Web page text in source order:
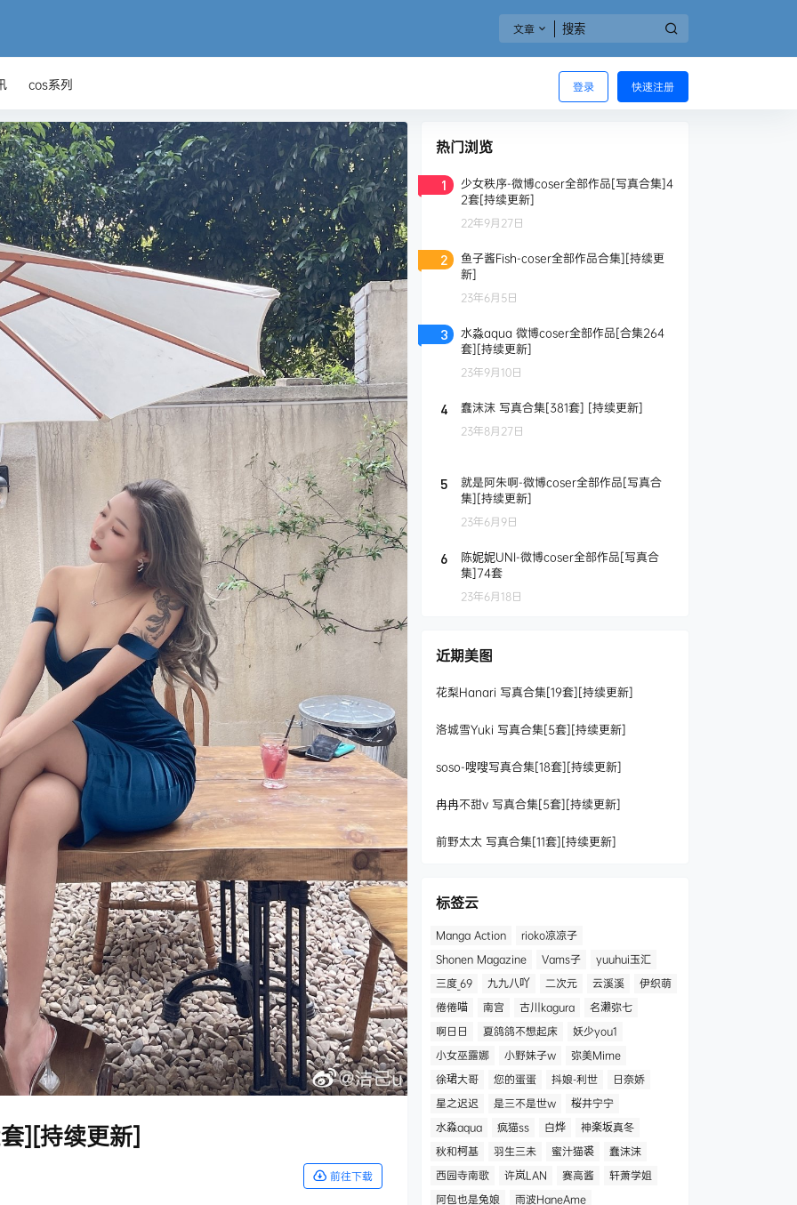
文章
登录 快速注册
cos系列
][持续更新]
前往下载
热门浏览
1
少女秩序-微博coser全部作品[写真合集]4
2套[持续更新]
22年9月27日
2
鱼子酱Fish-coser全部作品合集][持续更
新]
23年6月5日
3
水淼aqua 微博coser全部作品[合集264
套][持续更新]
23年9月10日
4 蠢沫沫 写真合集[381套] [持续更新]
23年8月27日
5
就是阿朱啊-微博coser全部作品[写真合
集][持续更新]
23年6月9日
6
陈妮妮UNI-微博coser全部作品[写真合
集]74套
23年6月18日
近期美图
花梨Hanari 写真合集[19套][持续更新]
洛城雪Yuki 写真合集[5套][持续更新]
soso-嗖嗖写真合集[18套][持续更新]
冉冉不甜v 写真合集[5套][持续更新]
前野太太 写真合集[11套][持续更新]
标签云
Manga Action
rioko凉凉子
Shonen Magazine
Vams子
yuuhui玉汇
三度_69
九九八吖 二次元 云溪溪
伊织萌
倦倦喵
南宫 古川kagura
名濑弥七
啊日日
夏鸽鸽不想起床
妖少you1
小女巫露娜
小野妹子w
弥美Mime
徐珺大哥
您的蛋蛋 抖娘-利世
日奈娇
星之迟迟
是三不是世w
桜井宁宁
水淼aqua
疯猫ss 白烨
神楽坂真冬
秋和柯基
羽生三未 蜜汁猫裘
蠢沫沫
西园寺南歌
许岚LAN 赛高酱
轩萧学姐
阿包也是兔娘
雨波HaneAme